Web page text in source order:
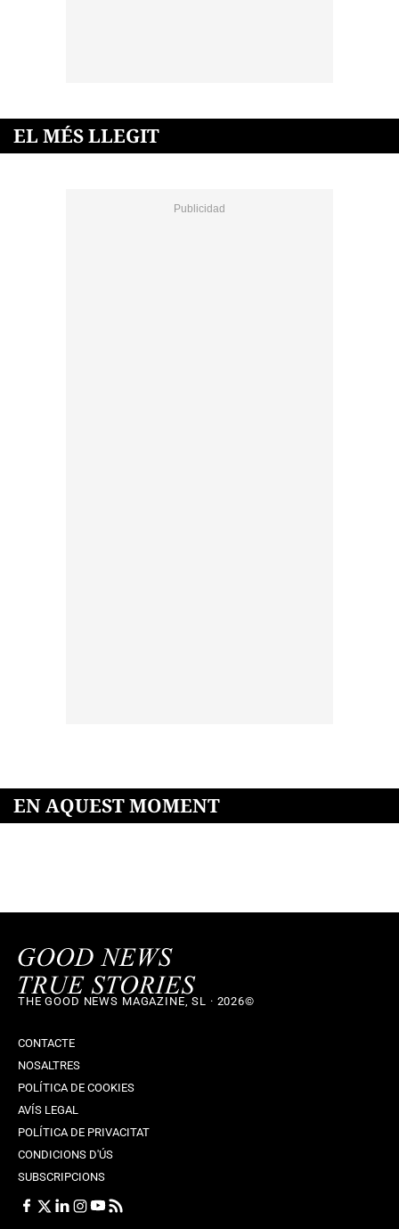
EL MÉS LLEGIT
EN AQUEST MOMENT
THE GOOD NEWS MAGAZINE, SL · 2026©
CONTACTE
NOSALTRES
POLÍTICA DE COOKIES
AVÍS LEGAL
POLÍTICA DE PRIVACITAT
CONDICIONS D'ÚS
SUBSCRIPCIONS